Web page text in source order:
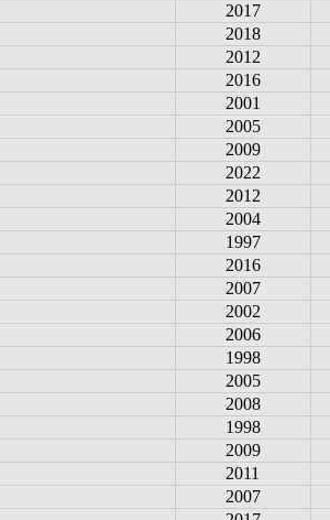
2017
2018
2012
2016
2001
2005
2009
2022
2012
2004
1997
2016
2007
2002
2006
1998
2005
2008
1998
2009
2011
2007